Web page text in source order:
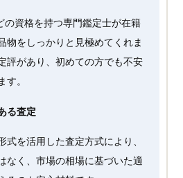
の資格を持つ専門鑑定士が在籍
物をしっかりと見極めてくれま
評があり、初めての方でも不安
す。
る査定
式を活用した査定方式により、
なく、市場の相場に基づいた適